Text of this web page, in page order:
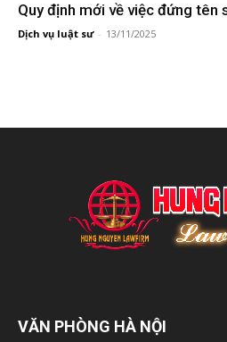
Quy định mới về việc đứng tên
Dịch vụ luật sư - 13/11/2025
VĂN PHÒNG HÀ NỘI